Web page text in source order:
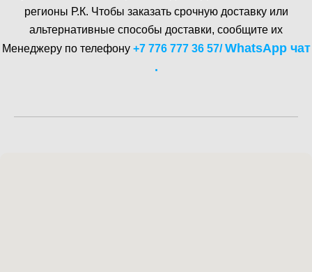
регионы Р.К. Чтобы заказать срочную доставку или
альтернативные способы доставки, сообщите их
Менеджеру по телефону +7 776 777 36 57/WhatsA pp чат
.